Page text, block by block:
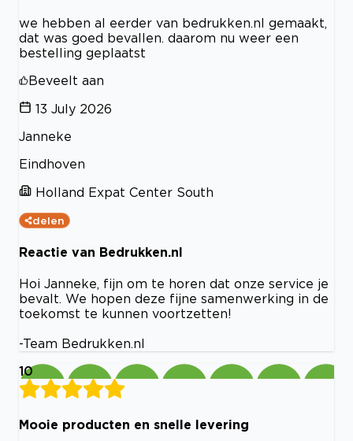
we hebben al eerder van bedrukken.nl gemaakt,
dat was goed bevallen. daarom nu weer een
bestelling geplaatst
Beveelt aan
13 July 2026
Janneke
Eindhoven
Holland Expat Center South
delen
Reactie van Bedrukken.nl
Hoi Janneke, fijn om te horen dat onze service je
bevalt. We hopen deze fijne samenwerking in de
toekomst te kunnen voortzetten!
-Team Bedrukken.nl
10
Mooie producten en snelle levering